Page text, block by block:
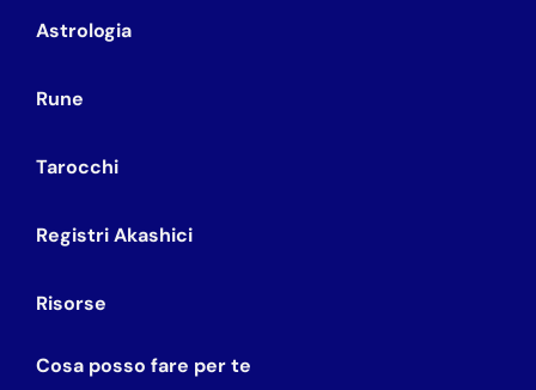
Astrologia
Rune
Tarocchi
Registri Akashici
Risorse
Cosa posso fare per te